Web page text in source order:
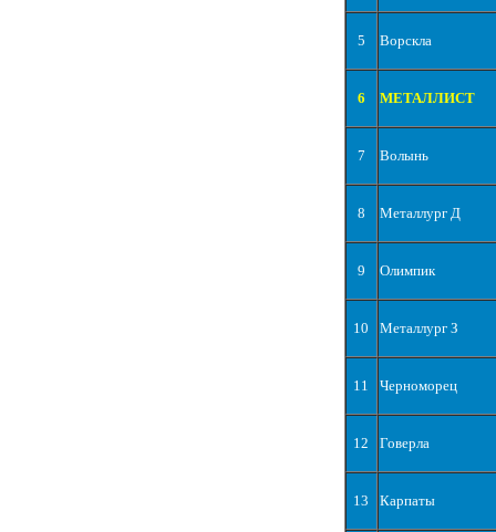
5 Ворскла
6 МЕТАЛЛИСТ
7 Волынь
8 Металлург Д
9 Олимпик
10 Металлург З
11 Черноморец
12 Говерла
13 Карпаты